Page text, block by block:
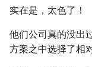
实在是，太色了！
他们公司真的没出
方案之中选择了相